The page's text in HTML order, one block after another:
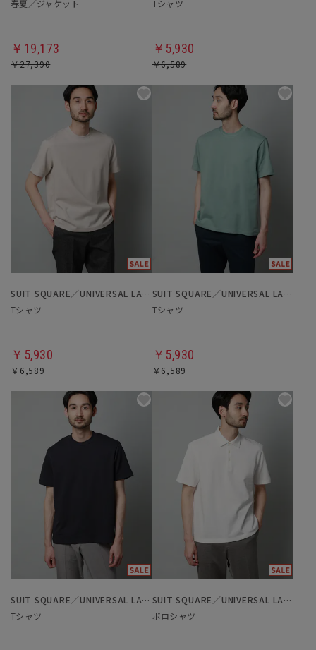
春夏／ジャケット
￥19,173
￥27,390
Tシャツ
￥5,930
￥6,589
SUIT SQUARE／UNIVERSAL LANGUAGE
Tシャツ
￥5,930
￥6,589
SUIT SQUARE／UNIVERSAL LANGUAGE
Tシャツ
￥5,930
￥6,589
SUIT SQUARE／UNIVERSAL LANGUAGE
Tシャツ
SUIT SQUARE／UNIVERSAL LANGUAGE
ポロシャツ